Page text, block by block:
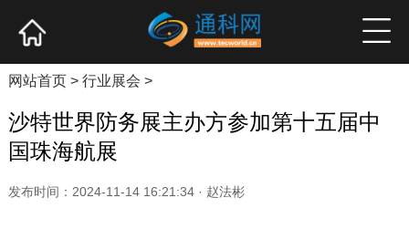
产业资讯 企业新品 高端访谈
网站首页> 行业展会 >
沙特世界防务展主办方参加第十五届中
国珠海航展
发布时间：2024-11-14 16:21:34 · 赵法彬